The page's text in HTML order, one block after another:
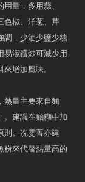
量，多用蒜、
色椒、洋葱、芹
調，少油少鹽少糖
易潔鑊炒可減少用
增加風味。
熱量主要來自麵
。建議在麵糊中加
則。冼雯菁亦建
粉來代替熱量高的